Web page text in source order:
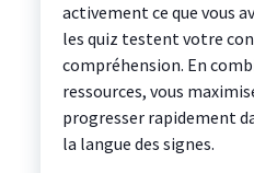
activement ce que vous
les quiz testent votre
compréhension. En
ressources, vous
progresser rapidement
la langue des signes.